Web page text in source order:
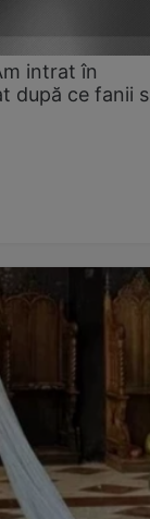
intrat în
după ce fanii